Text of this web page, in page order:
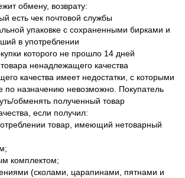
обмену, возврату:
есть чек почтовой службы
упаковке с сохраненными бирками и
в употреблении
которого не прошло 14 дней
ненадлежащего качества
качества имеет недостатки, с которыми
по назначению невозможно. Покупатель
обменять полученный товар
если получил:
товар, имеющий нетоварный
комплектом;
(сколами, царапинами, пятнами и